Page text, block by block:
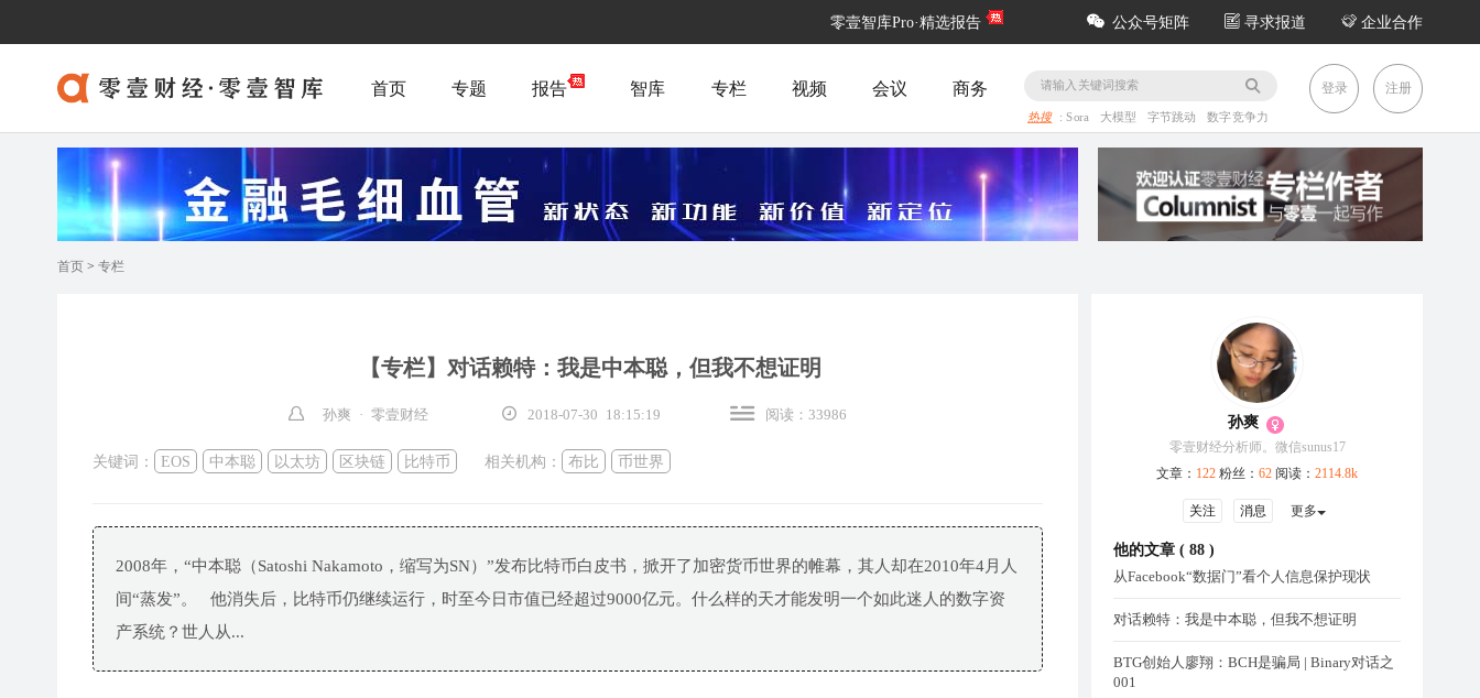
零壹智库Pro·精选报告 公众号矩阵 寻求报道 企业合作
首页 专题 报告 智库 专栏 视频 会议 商务
热搜 :Sora 大模型 字节跳动 数字竞争力
登录 注册
首页 > 专栏
【专栏】对话赖特：我是中本聪，但我不想证明
孙爽 · 零壹财经 2018-07-30 18:15:19 阅读：33986
关键词： EOS 中本聪 以太坊 区块链 比特币 相关机构： 布比 币世界
2008年，“中本聪（Satoshi Nakamoto，缩写为SN）”发布比特币白皮书，掀开了加密货币世界的帷幕，其人却在2010年4月人
间“蒸发”。 他消失后，比特币仍继续运行，时至今日市值已经超过9000亿元。什么样的天才能发明一个如此迷人的数字资
产系统？世人从...
孙爽
零壹财经分析师。微信sunus17
文章： 122 粉丝： 62 阅读： 2114.8k
关注 消息 更多
他的文章 ( 88 )
从Facebook“数据门”看个人信息保护现状
对话赖特：我是中本聪，但我不想证明
BTG创始人廖翔：BCH是骗局 | Binary对话之
001